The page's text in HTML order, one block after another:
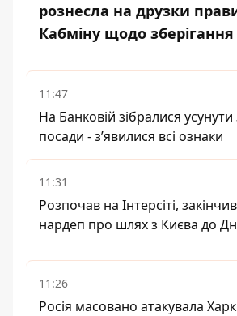
рознесла на друзки
Кабміну щодо
11:47
На Банковій зібралися
посади - зʼявилися всі ознаки
11:31
Розпочав на Інтерсіті,
нардеп про шлях з Києва до
11:26
Росія масовано атакувала